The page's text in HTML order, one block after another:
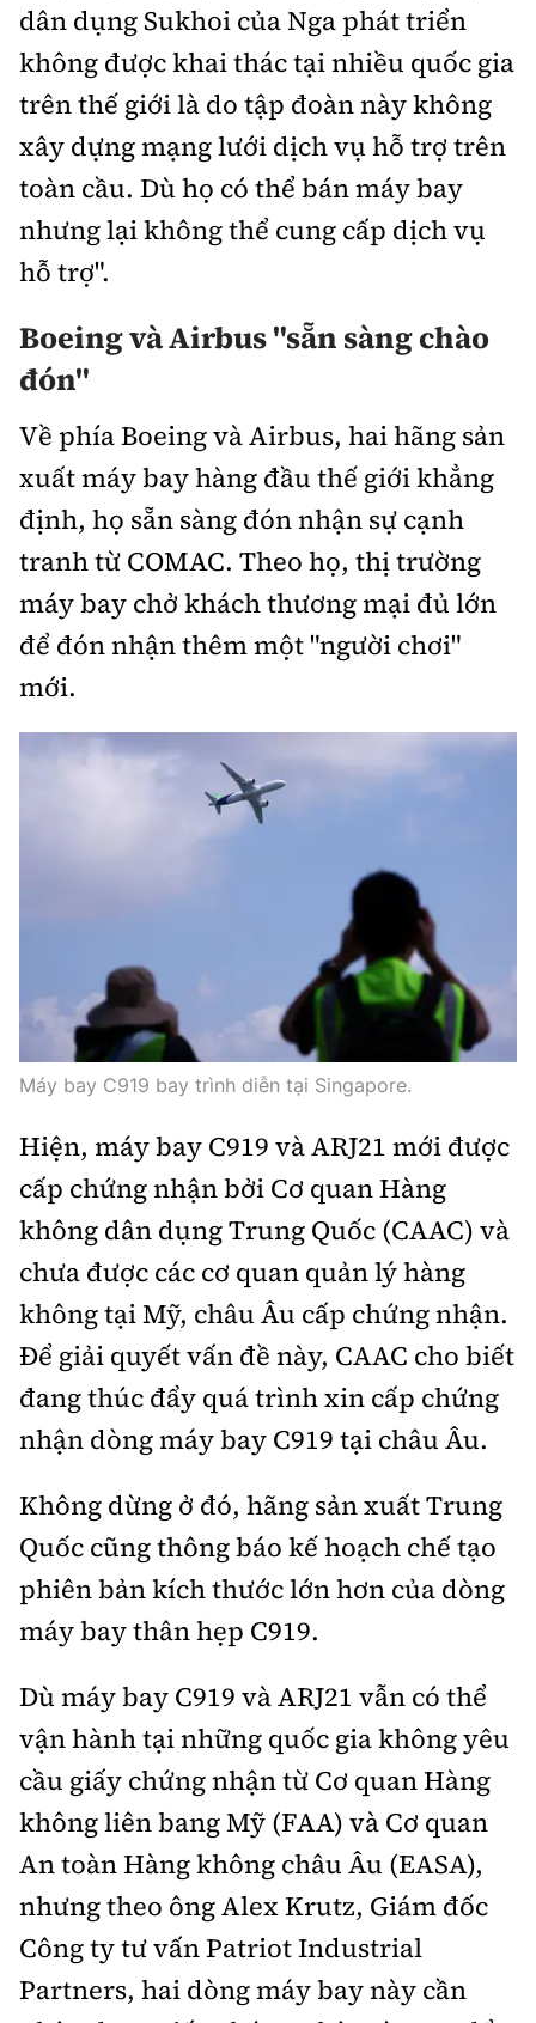
dân dụng Sukhoi của Nga phát triển
không được khai thác tại nhiều quốc gia
trên thế giới là do tập đoàn này không
xây dựng mạng lưới dịch vụ hỗ trợ trên
toàn cầu. Dù họ có thể bán máy bay
nhưng lại không thể cung cấp dịch vụ
hỗ trợ".
Boeing và Airbus "sẵn sàng chào
đón"
Về phía Boeing và Airbus, hai hãng sản
xuất máy bay hàng đầu thế giới khẳng
định, họ sẵn sàng đón nhận sự cạnh
tranh từ COMAC. Theo họ, thị trường
máy bay chở khách thương mại đủ lớn
để đón nhận thêm một "người chơi"
mới.
Máy bay C919 bay trình diễn tại Singapore.
Hiện, máy bay C919 và ARJ21 mới được
cấp chứng nhận bởi Cơ quan Hàng
không dân dụng Trung Quốc (CAAC) và
chưa được các cơ quan quản lý hàng
không tại Mỹ, châu Âu cấp chứng nhận.
Để giải quyết vấn đề này, CAAC cho biết
đang thúc đẩy quá trình xin cấp chứng
nhận dòng máy bay C919 tại châu Âu.
Không dừng ở đó, hãng sản xuất Trung
Quốc cũng thông báo kế hoạch chế tạo
phiên bản kích thước lớn hơn của dòng
máy bay thân hẹp C919.
Dù máy bay C919 và ARJ21 vẫn có thể
vận hành tại những quốc gia không yêu
cầu giấy chứng nhận từ Cơ quan Hàng
không liên bang Mỹ (FAA) và Cơ quan
An toàn Hàng không châu Âu (EASA),
nhưng theo ông Alex Krutz, Giám đốc
Công ty tư vấn Patriot Industrial
Partners, hai dòng máy bay này cần